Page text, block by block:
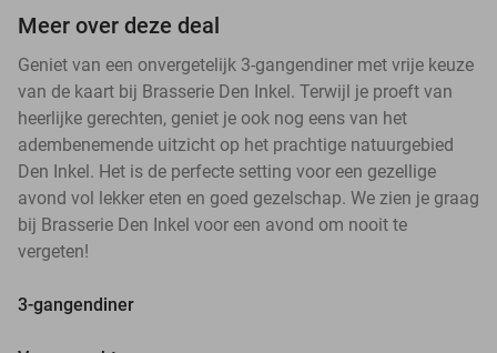
Meer over deze deal
Geniet van een onvergetelijk 3-gangendiner met vrije keuze
van de kaart bij Brasserie Den Inkel. Terwijl je proeft van
heerlijke gerechten, geniet je ook nog eens van het
adembenemende uitzicht op het prachtige natuurgebied
Den Inkel. Het is de perfecte setting voor een gezellige
avond vol lekker eten en goed gezelschap. We zien je graag
bij Brasserie Den Inkel voor een avond om nooit te
vergeten!
3-gangendiner